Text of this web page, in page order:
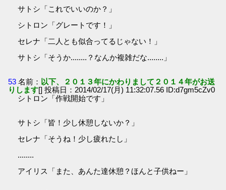
サトシ「これでいいのか？」
シトロン「グレートです！」
セレナ「二人とも似合ってるじゃない！」
サトシ「そうか........？なんか複雑だな........」
53 名前： 以下、２０１３年にかわりまして２０１４年がお送
りします[] 投稿日：2014/02/17(月) 11:32:07.56 ID:d7gm5cZv0
シトロン「作戦開始です」
サトシ「皆！少し休憩しないか？」
セレナ「そうね！少し疲れたし」
........
アイリス「また、あんた達休憩？ほんと子供ねー」